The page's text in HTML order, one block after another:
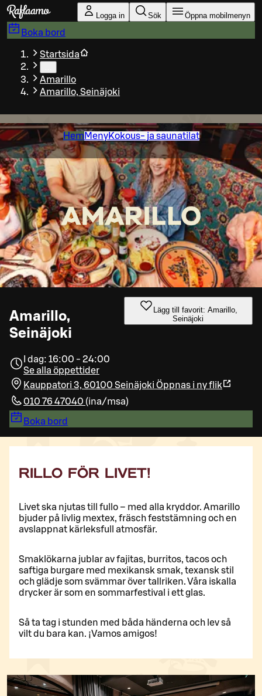
Gå till huvudinnehållet
Logga in Sök Öppna mobilmenyn
Boka bord
Startsida
Amarillo
Amarillo, Seinäjoki
Hem MenyKokous- ja saunatilat
Amarillo,
Seinäjoki
Lägg till favorit: Amarillo,
Seinäjoki
I dag: 16:00 - 24:00
Se alla öppettider
Kauppatori 3, 60100 Seinäjoki Öppnas i ny flik
010 76 47040 (ina/msa)
Boka bord
RILLO FÖR LIVET!
Livet ska njutas till fullo – med alla kryddor. Amarillo
bjuder på livlig mextex, fräsch feststämning och en
avslappnat kärleksfull atmosfär.
Smaklökarna jublar av fajitas, burritos, tacos och
saftiga burgare med mexikansk smak, texansk stil
och glädje som svämmar över tallriken. Våra iskalla
drycker är som en sommarfestival i ett glas.
Så ta tag i stunden med båda händerna och lev så
vilt du bara kan. ¡Vamos amigos!